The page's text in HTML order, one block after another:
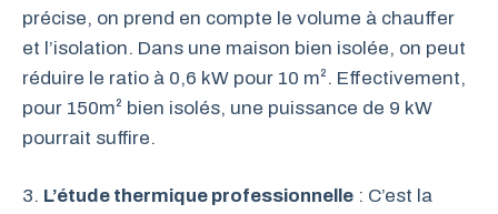
précise, on prend en compte le volume à chauffer
et l’isolation. Dans une maison bien isolée, on peut
réduire le ratio à 0,6 kW pour 10 m². Effectivement,
pour 150m² bien isolés, une puissance de 9 kW
pourrait suffire.
3. L’étude thermique professionnelle : C’est la